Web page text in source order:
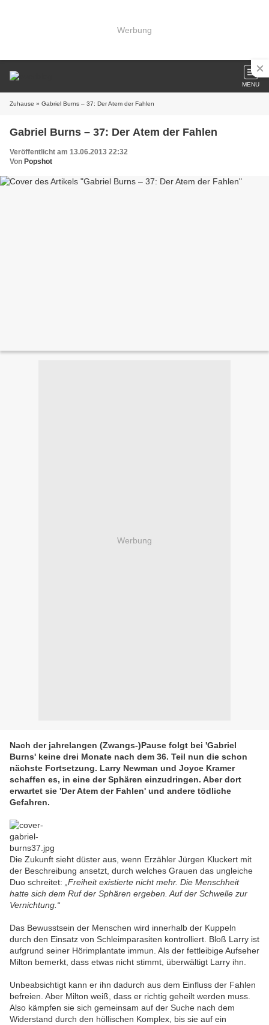
Werbung
MENU
Zuhause » Gabriel Burns – 37: Der Atem der Fahlen
Gabriel Burns – 37: Der Atem der Fahlen
Veröffentlicht am 13.06.2013 22:32
Von Popshot
Werbung
Nach der jahrelangen (Zwangs-)Pause folgt bei 'Gabriel
Burns' keine drei Monate nach dem 36. Teil nun die schon
nächste Fortsetzung. Larry Newman und Joyce Kramer
schaffen es, in eine der Sphären einzudringen. Aber dort
erwartet sie 'Der Atem der Fahlen' und andere tödliche
Gefahren.
Die Zukunft sieht düster aus, wenn Erzähler Jürgen Kluckert mit
der Beschreibung ansetzt, durch welches Grauen das ungleiche
Duo schreitet:
„Freiheit existierte nicht mehr. Die Menschheit
hatte sich dem Ruf der Sphären ergeben. Auf der Schwelle zur
Vernichtung.“
Das Bewusstsein der Menschen wird innerhalb der Kuppeln
durch den Einsatz von Schleimparasiten kontrolliert. Bloß Larry ist
aufgrund seiner Hörimplantate immun. Als der fettleibige Aufseher
Milton bemerkt, dass etwas nicht stimmt, überwältigt Larry ihn.
Unbeabsichtigt kann er ihn dadurch aus dem Einfluss der Fahlen
befreien. Aber Milton weiß, dass er richtig geheilt werden muss.
Also kämpfen sie sich gemeinsam auf der Suche nach dem
Widerstand durch den höllischen Komplex, bis sie auf ein